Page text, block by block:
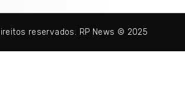
reservados. RP News © 2025